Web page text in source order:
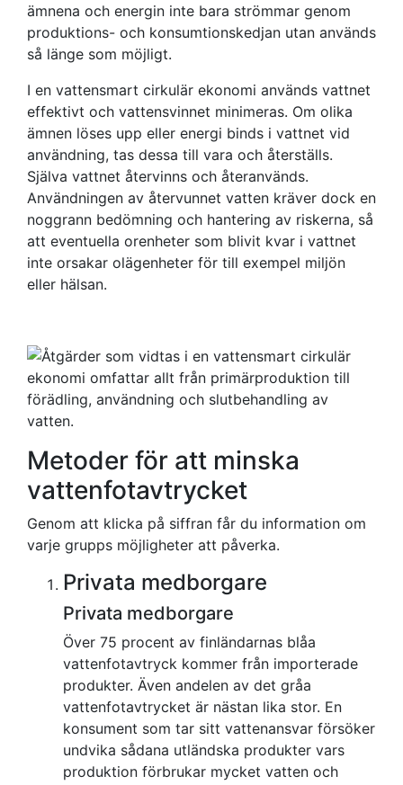
ämnena och energin inte bara strömmar genom
produktions- och konsumtionskedjan utan används
så länge som möjligt.
I en vattensmart cirkulär ekonomi används vattnet
effektivt och vattensvinnet minimeras. Om olika
ämnen löses upp eller energi binds i vattnet vid
användning, tas dessa till vara och återställs.
Själva vattnet återvinns och återanvänds.
Användningen av återvunnet vatten kräver dock en
noggrann bedömning och hantering av riskerna, så
att eventuella orenheter som blivit kvar i vattnet
inte orsakar olägenheter för till exempel miljön
eller hälsan.
Metoder för att minska
vattenfotavtrycket
Genom att klicka på siffran får du information om
varje grupps möjligheter att påverka.
Privata medborgare
Privata medborgare
Över 75 procent av finländarnas blåa
vattenfotavtryck kommer från importerade
produkter. Även andelen av det gråa
vattenfotavtrycket är nästan lika stor. En
konsument som tar sitt vattenansvar försöker
undvika sådana utländska produkter vars
produktion förbrukar mycket vatten och